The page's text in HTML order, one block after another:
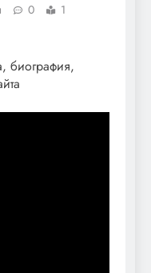
0
1